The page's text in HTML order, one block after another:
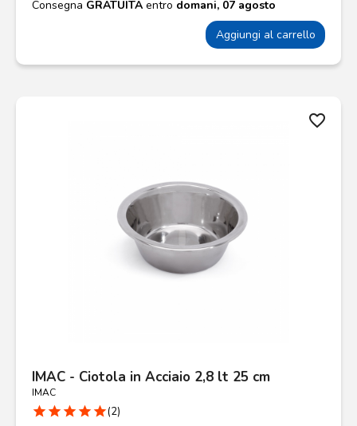
Consegna GRATUITA entro domani, 07 agosto
Aggiungi al carrello
favorite_border
IMAC - Ciotola in Acciaio 2,8 lt 25 cm
IMAC
star star star star star(2)